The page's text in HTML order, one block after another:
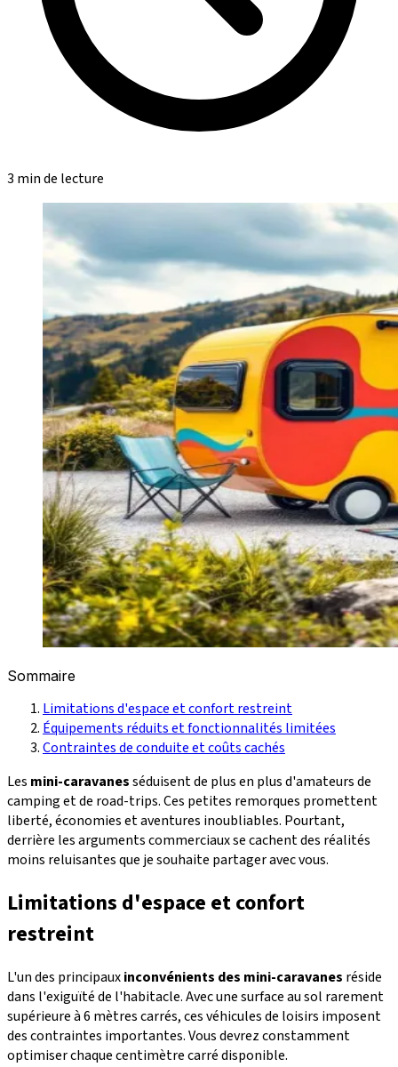
3 min de lecture
Sommaire
Limitations d'espace et confort restreint
Équipements réduits et fonctionnalités limitées
Contraintes de conduite et coûts cachés
Les mini-caravanesséduisent de plus en plus d'amateurs de
camping et de road-trips. Ces petites remorques promettent
liberté, économies et aventures inoubliables. Pourtant,
derrière les arguments commerciaux se cachent des réalités
moins reluisantes que je souhaite partager avec vous.
Limitations d'espace et confort
restreint
L'un des principauxinconvénients des mini-caravanes réside
dans l'exiguïté de l'habitacle. Avec une surface au sol rarement
supérieure à 6 mètres carrés, ces véhicules de loisirs imposent
des contraintes importantes. Vous devrez constamment
optimiser chaque centimètre carré disponible.